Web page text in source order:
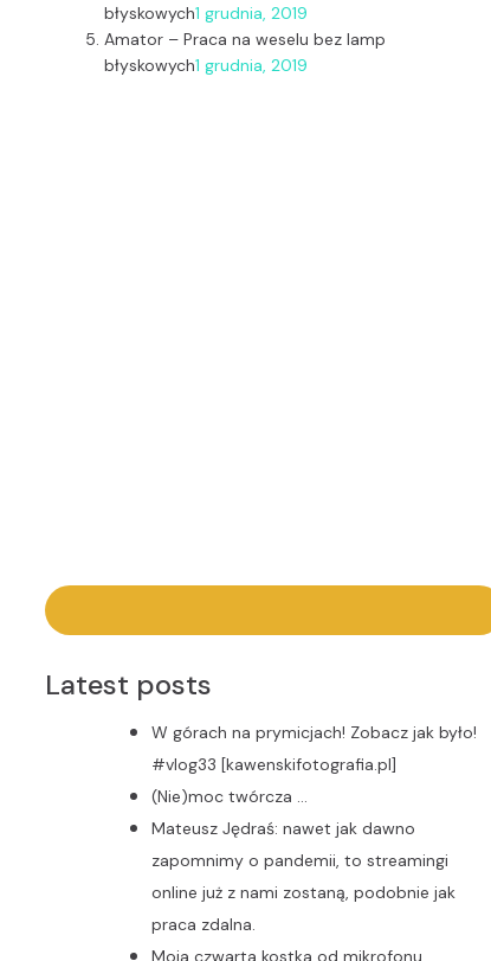
błyskowych1 grudnia, 2019
Amator – Praca na weselu bez lamp
błyskowych1 grudnia, 2019
Latest posts
W górach na prymicjach! Zobacz jak było!
#vlog33 [kawenskifotografia.pl]
(Nie)moc twórcza …
Mateusz Jędraś: nawet jak dawno
zapomnimy o pandemii, to streamingi
online już z nami zostaną, podobnie jak
praca zdalna.
Moja czwarta kostka od mikrofonu